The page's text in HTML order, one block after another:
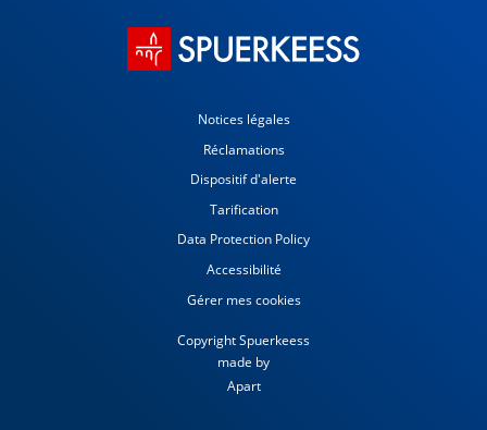
Notices légales
Réclamations
Dispositif d'alerte
Tarification
Data Protection Policy
Accessibilité
Gérer mes cookies
Copyright Spuerkeess
made by
Apart